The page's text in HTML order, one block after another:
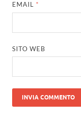
EMAIL *
SITO WEB